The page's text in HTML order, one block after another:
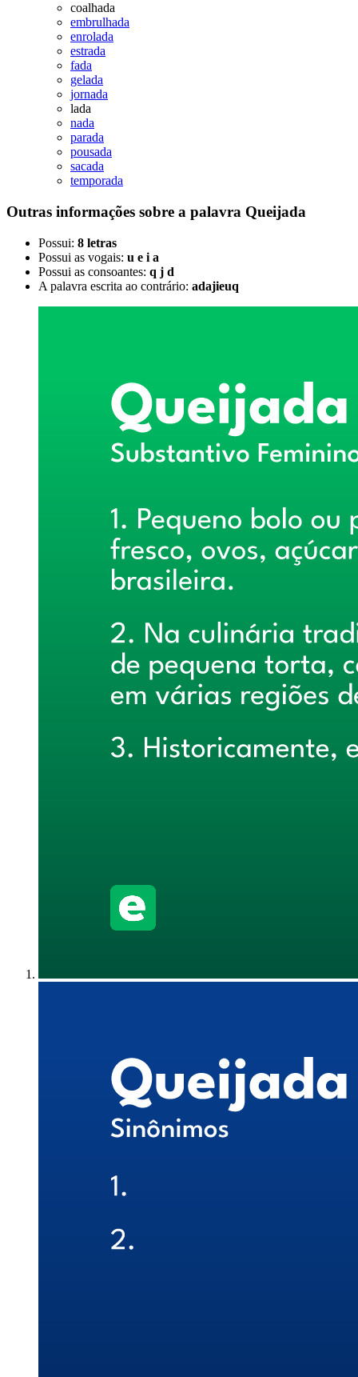
coalhada
embrulhada
enrolada
estrada
fada
gelada
jornada
lada
nada
parada
pousada
sacada
temporada
Outras informações sobre a palavra Queijada
Possui: 8 letras
Possui as vogais: u e i a
Possui as consoantes: q j d
A palavra escrita ao contrário: adajieuq